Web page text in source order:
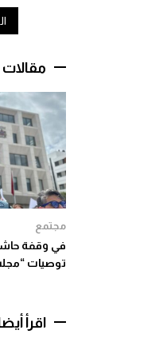
مجتمع
في وقفة
توصيات
اقرأ